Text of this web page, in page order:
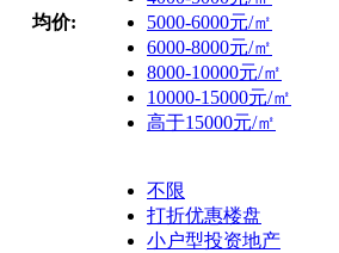
均价:
5000-6000元/㎡
6000-8000元/㎡
8000-10000元/㎡
10000-15000元/㎡
高于15000元/㎡
不限
打折优惠楼盘
小户型投资地产